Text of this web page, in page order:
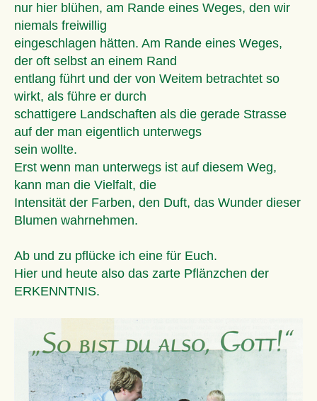
nur hier blühen, am Rande eines Weges, den wir
niemals freiwillig
eingeschlagen hätten. Am Rande eines Weges,
der oft selbst an einem Rand
entlang führt und der von Weitem betrachtet so
wirkt, als führe er durch
schattigere Landschaften als die gerade Strasse
auf der man eigentlich unterwegs
sein wollte.
Erst wenn man unterwegs ist auf diesem Weg,
kann man die Vielfalt, die
Intensität der Farben, den Duft, das Wunder dieser
Blumen wahrnehmen.
Ab und zu pflücke ich eine für Euch.
Hier und heute also das zarte Pflänzchen der
ERKENNTNIS.